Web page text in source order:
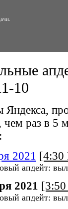
10
чем раз в 5
2021 [4:30
апдейт:
2021
апдейт: